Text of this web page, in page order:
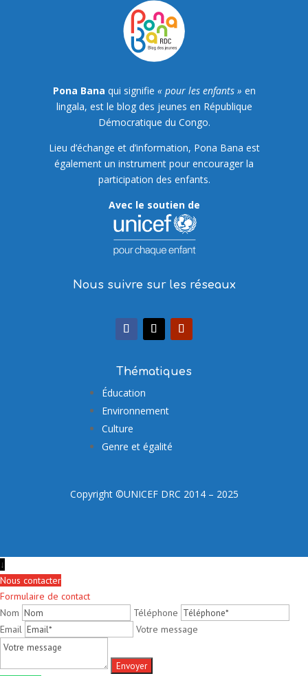
Pona Bana qui signifie « pour les enfants » en
lingala, est le blog des jeunes en République
Démocratique du Congo.
Lieu d’échange et d’information, Pona Bana est
également un instrument pour encourager la
participation des enfants.
Avec le soutien de
Nous suivre sur les réseaux
Thématiques
Éducation
Environnement
Culture
Genre et égalité
Copyright ©UNICEF DRC 2014 – 2025
↓
Nous contacter
Formulaire de contact
Nom
Téléphone
Email
Votre message